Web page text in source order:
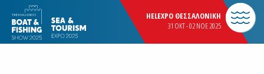
HELEXPO ΘΕΣΣΑΛΟΝΙΚΗ
31 OKT - 02 NOE 2025